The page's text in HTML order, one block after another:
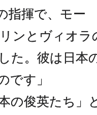
指揮で、モー
ンとヴィオラ
た。彼は日本
です」
の俊英たち」